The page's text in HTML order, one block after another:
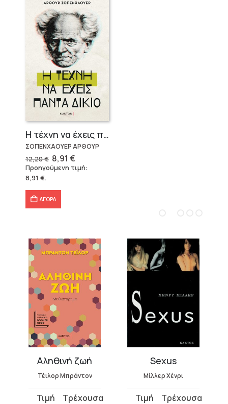
Η τέχνη να έχεις πάντα δίκιο – Άρθουρ Σοπενχάουερ
ΣΟΠΕΝΧΑΟΥΕΡ ΑΡΘΟΥΡ
12,20€ Original
price
was:
8,91 €Η
τρέχουσα
τιμή
Προηγούμενη τιμή:
8,91 €.
ΑΓΟΡΑ
Αληθινή ζωή
Τέιλορ Μπράντον
Original
Sexus
Μίλλερ Χένρι
Original